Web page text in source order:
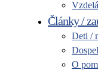
Články /
Deti /
O